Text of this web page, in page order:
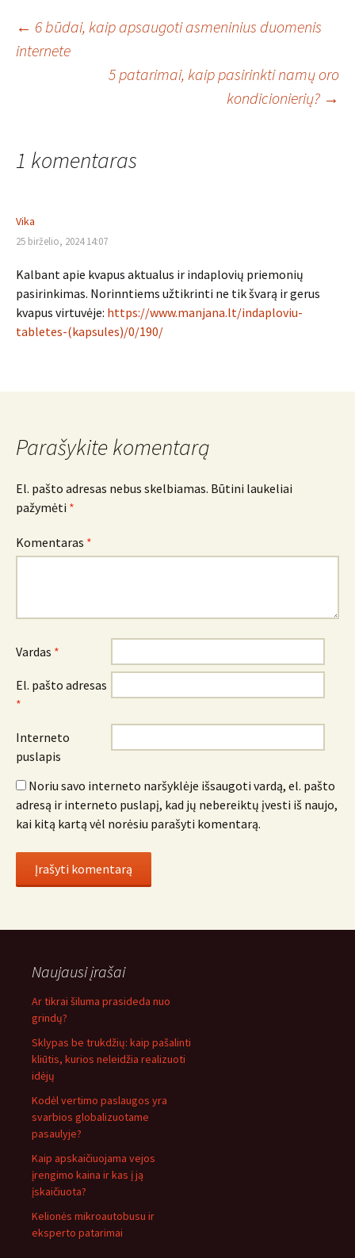
Įrašo
navigacija
← 6 būdai, kaip apsaugoti asmeninius duomenis
internete
5 patarimai, kaip pasirinkti namų oro
kondicionierių? →
1 komentaras
Vika
25 birželio, 2024 14:07
Kalbant apie kvapus aktualus ir indaplovių priemonių
pasirinkimas. Norinntiems užtikrinti ne tik švarą ir gerus
kvapus virtuvėje: https://www.manjana.lt/indaploviu-
tabletes-(kapsules)/0/190/
Parašykite komentarą
El. pašto adresas nebus skelbiamas. Būtini laukeliai
pažymėti *
Komentaras *
Vardas *
El. pašto adresas
*
Interneto
puslapis
Noriu savo interneto naršyklėje išsaugoti vardą, el. pašto
adresą ir interneto puslapį, kad jų nebereiktų įvesti iš naujo,
kai kitą kartą vėl norėsiu parašyti komentarą.
Naujausi įrašai
Ar tikrai šiluma prasideda nuo
grindų?
Sklypas be trukdžių: kaip pašalinti
kliūtis, kurios neleidžia realizuoti
idėjų
Kodėl vertimo paslaugos yra
svarbios globalizuotame
pasaulyje?
Kaip apskaičiuojama vejos
įrengimo kaina ir kas į ją
įskaičiuota?
Kelionės mikroautobusu ir
eksperto patarimai